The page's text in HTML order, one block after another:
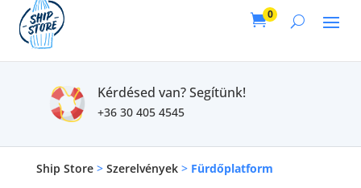
0
Kérdésed van? Segítünk!
+36 30 405 4545
Ship Store> Szerelvények> Fürdőplatform